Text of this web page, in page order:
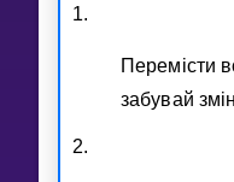
1.
Перемiсти
забувай
2.